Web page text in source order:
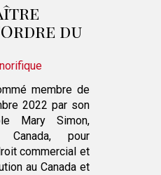
du
membre de
2022 par son
Mary Simon,
Canada, pour
commercial et
au Canada et